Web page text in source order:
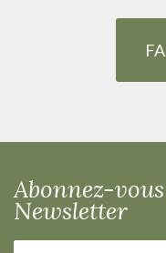
Abonnez-
Newsletter